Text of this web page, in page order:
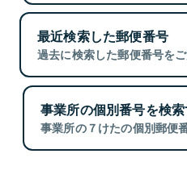
最近検索した郵便番号
過去に検索した郵便番号をご
事業所の個別番号を検
事業所の７けたの個別郵便